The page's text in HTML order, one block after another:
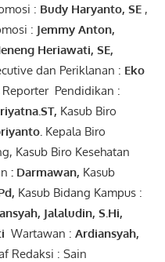
: Budy Haryanto, SE,
: Jemmy Anton,
Heriawati, SE,
dan Periklanan : Eko
Reporter Pendidikan :
.ST, Kasub Biro
. Kepala Biro
Kasub Biro Kesehatan
: Darmawan, Kasub
, Kasub Bidang Kampus :
, Jalaludin, S.Hi,
Wartawan : Ardiansyah,
Redaksi : Sain